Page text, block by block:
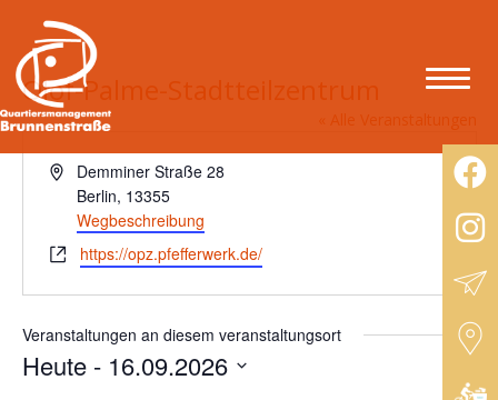
Olof-Palme-Stadtteilzentrum
« Alle Veranstaltungen
A
e
s
s
Demminer Straße 28
Berlin, 13355
Wegbeschreibung
W
b
i
https://opz.pfefferwerk.de/
Veranstaltungen an diesem veranstaltungsort
Heute - 16.09.2026